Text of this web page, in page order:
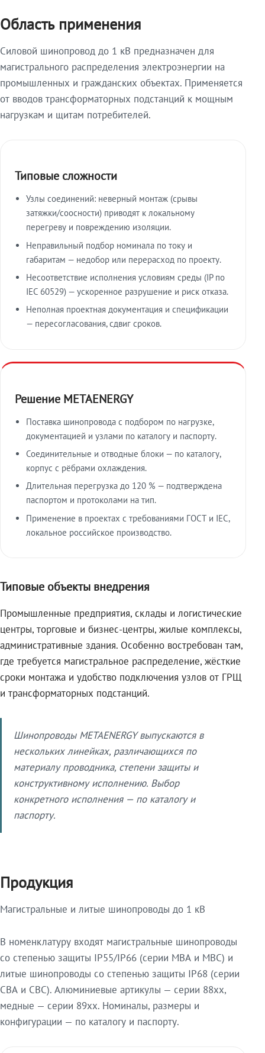
Область применения
Силовой шинопровод до 1 кВ предназначен для
магистрального распределения электроэнергии на
промышленных и гражданских объектах. Применяется
от вводов трансформаторных подстанций к мощным
нагрузкам и щитам потребителей.
Типовые сложности
Узлы соединений: неверный монтаж (срывы
затяжки/соосности) приводят к локальному
перегреву и повреждению изоляции.
Неправильный подбор номинала по току и
габаритам — недобор или перерасход по проекту.
Несоответствие исполнения условиям среды (IP по
IEC 60529) — ускоренное разрушение и риск отказа.
Неполная проектная документация и спецификации
— пересогласования, сдвиг сроков.
Решение METAENERGY
Поставка шинопровода с подбором по нагрузке,
документацией и узлами по каталогу и паспорту.
Соединительные и отводные блоки — по каталогу,
корпус с рёбрами охлаждения.
Длительная перегрузка до 120 % — подтверждена
паспортом и протоколами на тип.
Применение в проектах с требованиями ГОСТ и IEC,
локальное российское производство.
Типовые объекты внедрения
Промышленные предприятия, склады и логистические
центры, торговые и бизнес-центры, жилые комплексы,
административные здания. Особенно востребован там,
где требуется магистральное распределение, жёсткие
сроки монтажа и удобство подключения узлов от ГРЩ
и трансформаторных подстанций.
Шинопроводы METAENERGY выпускаются в
нескольких линейках, различающихся по
материалу проводника, степени защиты и
конструктивному исполнению. Выбор
конкретного исполнения — по каталогу и
паспорту.
Продукция
Магистральные и литые шинопроводы до 1 кВ
В номенклатуру входят магистральные шинопроводы
со степенью защиты IP55/IP66 (серии МВА и МВС) и
литые шинопроводы со степенью защиты IP68 (серии
СВА и СВС). Алюминиевые артикулы — серии 88xx,
медные — серии 89xx. Номиналы, размеры и
конфигурации — по каталогу и паспорту.